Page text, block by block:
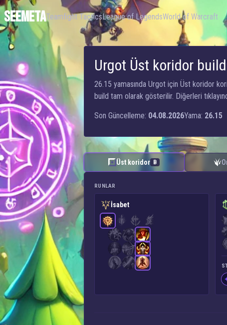
SEEMETATeamfight TacticsLeague of LegendsWorld of Warcraft
Urgot Üst koridor
26.15 yamasında Urgot için Üst koridor
build tam olarak gösterilir. Diğerleri
Son Güncelleme: 04.08.2026Yama: 26.15
Üst koridor B
RUNLAR
İsabet